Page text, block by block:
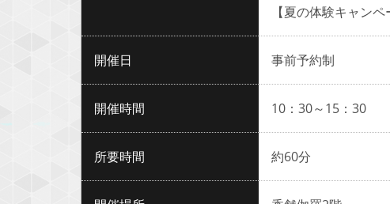
【夏の体験キャン
開催日 事前予約制
開催時間 10：30～15：30
所要時間 約60分